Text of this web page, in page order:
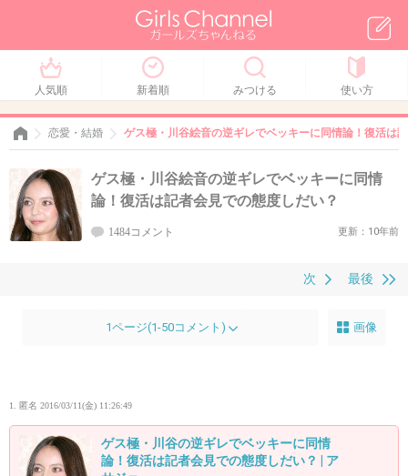
人気順 新着順 みつける 使い方
恋愛・結婚 ゲス極・川谷絵音の逆ギレでベッキーに同情論！復活は
ゲス極・川谷絵音の逆ギレでベッキーに同情
論！復活は記者会見での態度しだい？
1484コメント 更新：10年前
最後
次
1ページ(1-50コメント) 画像
1. 匿名 2016/03/11(金) 11:26:49
ゲス極・川谷の逆ギレでベッキーに同情
論！復活は記者会見での態度しだい？ | ア